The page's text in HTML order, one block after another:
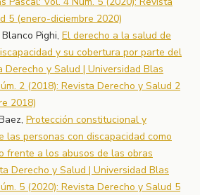
5 (enero-diciembre 2020)
Pighi, El derecho a la salud de
y su cobertura por parte del
Derecho y Salud | Universidad Blas
2 (2018): Revista Derecho y Salud 2
2018)
Protección constitucional y
las personas con discapacidad como
frente a los abusos de las obras
Derecho y Salud | Universidad Blas
5 (2020): Revista Derecho y Salud 5